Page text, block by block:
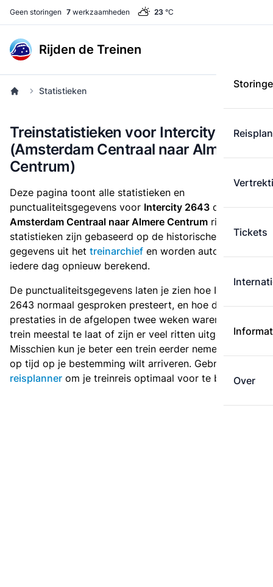
Geen storingen 7 werkzaamheden 23 °C
Rijden de Treinen
Tickets
Over
Statistieken
Treinstatistieken voor Intercity 2643
(Amsterdam Centraal naar Almere
Centrum)
Deze pagina toont alle statistieken en
punctualiteitsgegevens voor Intercity 2643 dievan
Amsterdam Centraal naar Almere Centrum rijdt. Deze
statistieken zijn gebaseerd op de historische
gegevens uit het treinarchief en worden automatisch
iedere dag opnieuw berekend.
De punctualiteitsgegevens laten je zien hoe Intercity
2643 normaal gesproken presteert, en hoe de
prestaties in de afgelopen twee weken waren. Is deze
trein meestal te laat of zijn er veel ritten uitgevallen?
Misschien kun je beter een trein eerder nemen als je
op tijd op je bestemming wilt arriveren. Gebruik de
reisplanner om je treinreis optimaal voor te bereiden.